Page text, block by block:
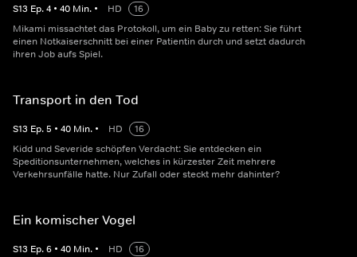
S13 Ep.4 • 40 Min. • HD
16
Mikami missachtet das Protokoll, um ein Baby zu retten: Sie führt
einen Notkaiserschnitt bei einer Patientin durch und setzt dadurch
ihren Job aufs Spiel.
Transport in den Tod
S13 Ep.5 • 40 Min. • HD
16
Kidd und Severide schöpfen Verdacht: Sie entdecken ein
Speditionsunternehmen, welches in kürzester Zeit mehrere
Verkehrsunfälle hatte. Nur Zufall oder steckt mehr dahinter?
Ein komischer Vogel
S13 Ep.6 • 40 Min. • HD
16